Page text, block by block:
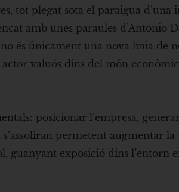
tot plegat sota el paraigua d’una
amb unes paraules d’Antonio
és únicament una nova línia de
valuós dins del món
posicionar l’empresa,
permetent augmentar
guanyant exposició dins l’entorn